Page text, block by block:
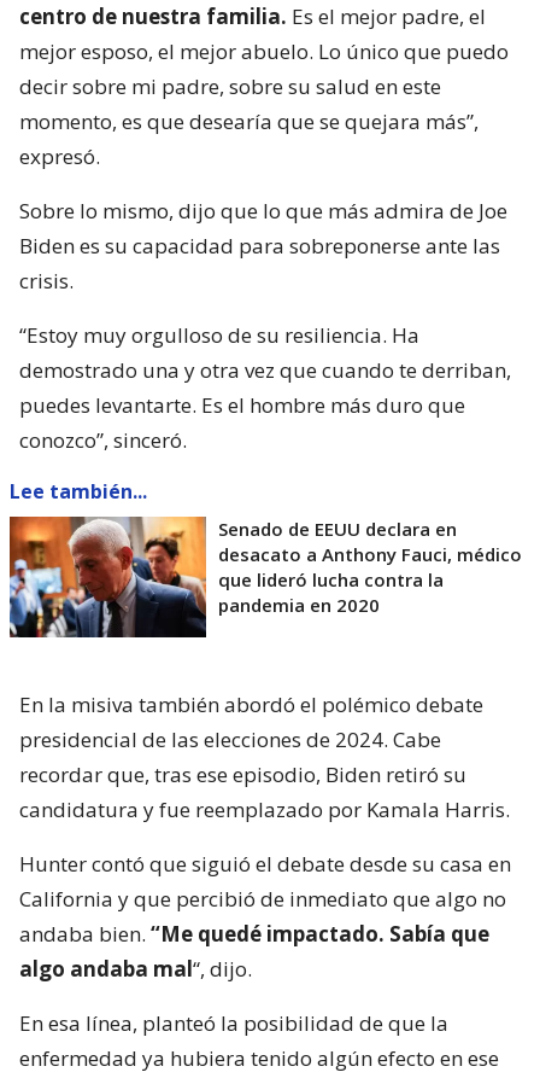
centro de nuestra familia. Es el mejor padre, el
mejor esposo, el mejor abuelo. Lo único que puedo
decir sobre mi padre, sobre su salud en este
momento, es que desearía que se quejara más”,
expresó.
Sobre lo mismo, dijo que lo que más admira de Joe
Biden es su capacidad para sobreponerse ante las
crisis.
“Estoy muy orgulloso de su resiliencia. Ha
demostrado una y otra vez que cuando te derriban,
puedes levantarte. Es el hombre más duro que
conozco”, sinceró.
Lee también...
Senado de EEUU declara en
desacato a Anthony Fauci, médico
que lideró lucha contra la
pandemia en 2020
En la misiva también abordó el polémico debate
presidencial de las elecciones de 2024. Cabe
recordar que, tras ese episodio, Biden retiró su
candidatura y fue reemplazado por Kamala Harris.
Hunter contó que siguió el debate desde su casa en
California y que percibió de inmediato que algo no
andaba bien. “Me quedé impactado. Sabía que
algo andaba mal“, dijo.
En esa línea, planteó la posibilidad de que la
enfermedad ya hubiera tenido algún efecto en ese